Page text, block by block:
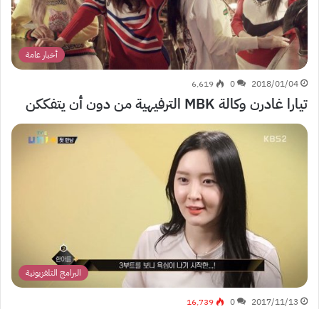
أخبار عامة
2018/01/04
0 6٬619
تيارا غادرن وكالة MBK الترفيهية من دون أن يتفككن
البرامج التلفزيونية
2017/11/13
0 16٬739